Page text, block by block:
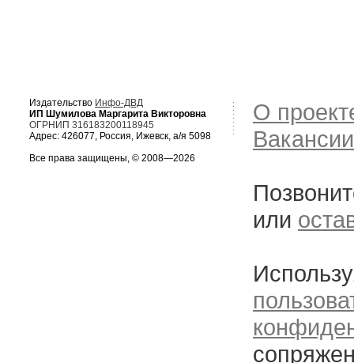
Издательство Инфо-ДВД
ИП Шумилова Маргарита Викторовна
ОГРНИП 316183200118945
Адрес: 426077, Россия, Ижевск, а/я 5098
Все права защищены, © 2008—2026
О
Вакансии
или